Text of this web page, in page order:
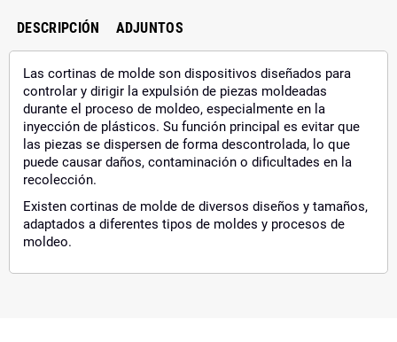
DESCRIPCIÓN ADJUNTOS
Las cortinas de molde son dispositivos diseñados para
controlar y dirigir la expulsión de piezas moldeadas
durante el proceso de moldeo, especialmente en la
inyección de plásticos. Su función principal es evitar que
las piezas se dispersen de forma descontrolada, lo que
puede causar daños, contaminación o dificultades en la
recolección.
Existen cortinas de molde de diversos diseños y tamaños,
adaptados a diferentes tipos de moldes y procesos de
moldeo.